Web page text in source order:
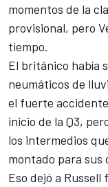
momentos de la
provisional, pero
tiempo.
El británico había
neumáticos de
el fuerte
inicio de la Q3,
los intermedios
montado para sus
Eso dejó a Russell